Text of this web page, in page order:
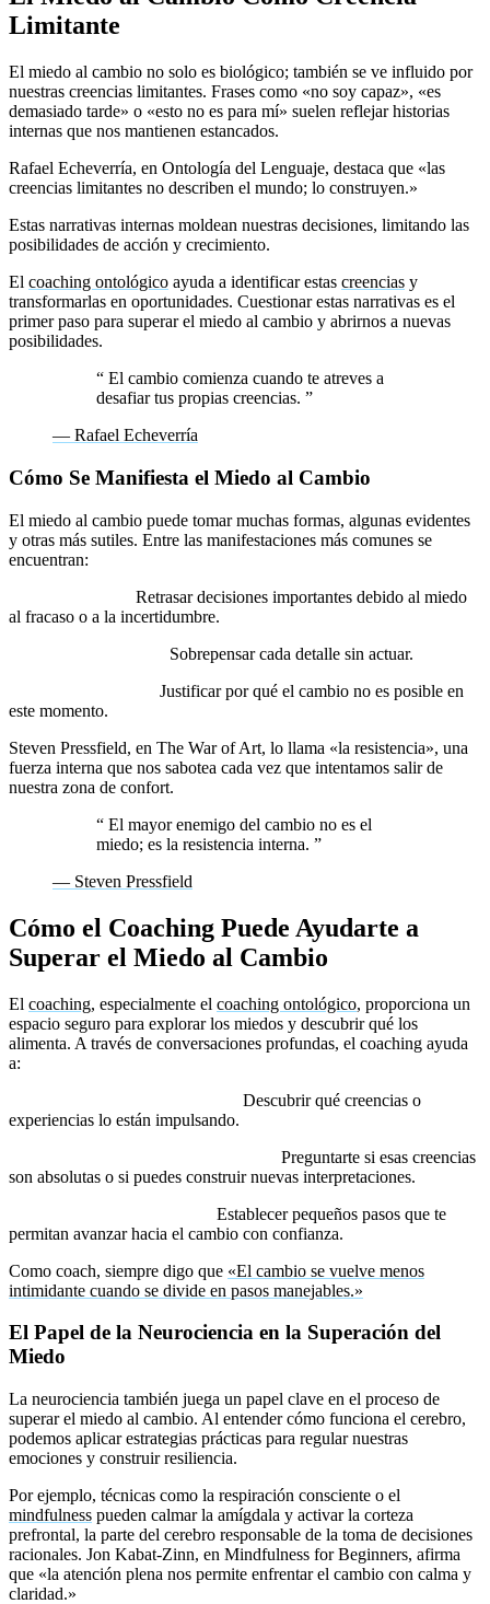
Limitante
El miedo al cambio no solo es biológico; también se ve influido por
nuestras creencias limitantes. Frases como «no soy capaz», «es
demasiado tarde» o «esto no es para mí» suelen reflejar historias
internas que nos mantienen estancados.
Rafael Echeverría, en Ontología del Lenguaje, destaca que «las
creencias limitantes no describen el mundo; lo construyen.»
Estas narrativas internas moldean nuestras decisiones, limitando las
posibilidades de acción y crecimiento.
El coaching ontológico ayuda a identificar estas creencias y
transformarlas en oportunidades. Cuestionar estas narrativas es el
primer paso para superar el miedo al cambio y abrirnos a nuevas
posibilidades.
“ El cambio comienza cuando te atreves a
desafiar tus propias creencias. ”
— Rafael Echeverría
Cómo Se Manifiesta el Miedo al Cambio
El miedo al cambio puede tomar muchas formas, algunas evidentes
y otras más sutiles. Entre las manifestaciones más comunes se
encuentran:
Retrasar decisiones importantes debido al miedo
al fracaso o a la incertidumbre.
Sobrepensar cada detalle sin actuar.
Justificar por qué el cambio no es posible en
este momento.
Steven Pressfield, en The War of Art, lo llama «la resistencia», una
fuerza interna que nos sabotea cada vez que intentamos salir de
nuestra zona de confort.
“ El mayor enemigo del cambio no es el
miedo; es la resistencia interna. ”
— Steven Pressfield
Cómo el Coaching Puede Ayudarte a
Superar el Miedo al Cambio
El coaching, especialmente el coaching ontológico, proporciona un
espacio seguro para explorar los miedos y descubrir qué los
alimenta. A través de conversaciones profundas, el coaching ayuda
a:
Descubrir qué creencias o
experiencias lo están impulsando.
Preguntarte si esas creencias
son absolutas o si puedes construir nuevas interpretaciones.
Establecer pequeños pasos que te
permitan avanzar hacia el cambio con confianza.
Como coach, siempre digo que «El cambio se vuelve menos
intimidante cuando se divide en pasos manejables.»
El Papel de la Neurociencia en la Superación del
Miedo
La neurociencia también juega un papel clave en el proceso de
superar el miedo al cambio. Al entender cómo funciona el cerebro,
podemos aplicar estrategias prácticas para regular nuestras
emociones y construir resiliencia.
Por ejemplo, técnicas como la respiración consciente o el
mindfulness pueden calmar la amígdala y activar la corteza
prefrontal, la parte del cerebro responsable de la toma de decisiones
racionales. Jon Kabat-Zinn, en Mindfulness for Beginners, afirma
que «la atención plena nos permite enfrentar el cambio con calma y
claridad.»